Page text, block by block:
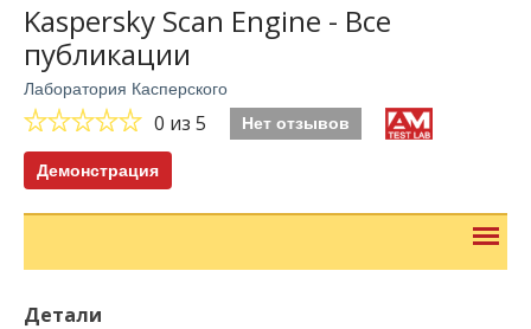
Kaspersky Scan Engine - Все
публикации
Лаборатория Касперского
0 из 5 Нет отзывов
Демонстрация
Детали